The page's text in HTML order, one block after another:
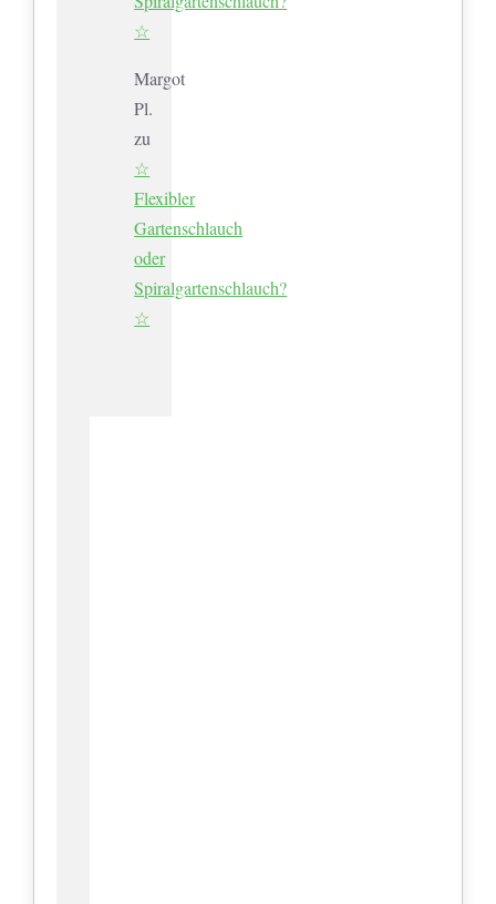
☆
Margot
Pl.
zu
☆
Flexibler
Gartenschlauch
oder
Spiralgartenschlauch?
☆